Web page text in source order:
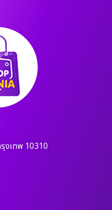
งเทพ 10310